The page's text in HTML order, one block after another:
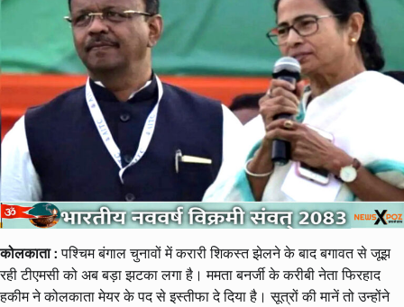
कोलकाता :पश्चिम बंगाल चुनावों में करारी शिकस्त झेलने के बाद बगावत से जूझ
रही टीएमसी को अब बड़ा झटका लगा है। ममता बनर्जी के करीबी नेता फिरहाद
हकीम ने कोलकाता मेयर के पद से इस्तीफा दे दिया है। सूत्रों की मानें तो उन्होंने